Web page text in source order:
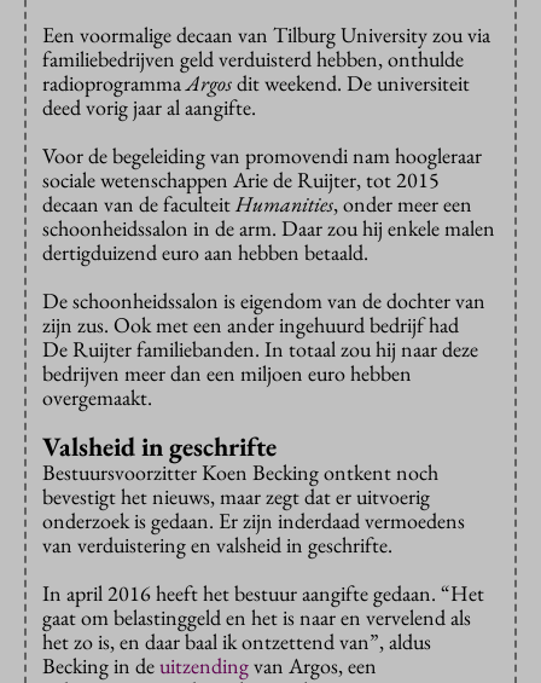
Een voormalige decaan van Tilburg University zou via
familiebedrijven geld verduisterd hebben, onthulde
radioprogrammaArgosdit weekend. De universiteit
deed vorig jaar al aangifte.
Voor de begeleiding van promovendi nam hoogleraar
sociale wetenschappen Arie de Ruijter, tot 2015
decaan van de faculteitHumanities, onder meer een
schoonheidssalon in de arm. Daar zou hij enkele malen
dertigduizend euro aan hebben betaald.
De schoonheidssalon is eigendom van de dochter van
zijn zus. Ook met een ander ingehuurd bedrijf had
De Ruijter familiebanden. In totaal zou hij naar deze
bedrijven meer dan een miljoen euro hebben
overgemaakt.
Valsheid in geschrifte
Bestuursvoorzitter Koen Becking ontkent noch
bevestigt het nieuws, maar zegt dat er uitvoerig
onderzoek is gedaan. Er zijn inderdaad vermoedens
van verduistering en valsheid in geschrifte.
In april 2016 heeft het bestuur aangifte gedaan. “Het
gaat om belastinggeld en het is naar en vervelend als
het zo is, en daar baal ik ontzettend van”, aldus
Becking in deuitzendingvan Argos, een